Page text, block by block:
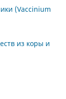
(Vaccinium
из коры и